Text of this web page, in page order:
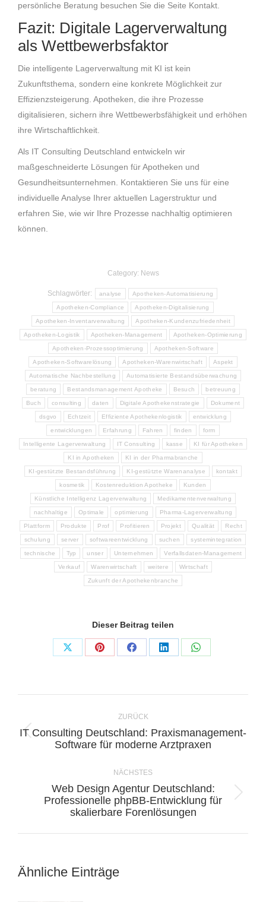
persönliche Beratung besuchen Sie die Seite Kontakt.
Fazit: Digitale Lagerverwaltung
als Wettbewerbsfaktor
Die intelligente Lagerverwaltung mit KI ist kein
Zukunftsthema, sondern eine konkrete Möglichkeit zur
Effizienzsteigerung. Apotheken, die ihre Prozesse
digitalisieren, sichern ihre Wettbewerbsfähigkeit und erhöhen
ihre Wirtschaftlichkeit.
Als IT Consulting Deutschland entwickeln wir
maßgeschneiderte Lösungen für Apotheken und
Gesundheitsunternehmen. Kontaktieren Sie uns für eine
individuelle Analyse Ihrer aktuellen Lagerstruktur und
erfahren Sie, wie wir Ihre Prozesse nachhaltig optimieren
können.
Category: News
Schlagwörter: analyse Apotheken-Automatisierung
Apotheken-Compliance Apotheken-Digitalisierung
Apotheken-Inventarverwaltung Apotheken-Kundenzufriedenheit
Apotheken-Logistik Apotheken-Management Apotheken-Optimierung
Apotheken-Prozessoptimierung Apotheken-Software
Apotheken-Softwarelösung Apotheken-Warenwirtschaft Aspekt
Automatische Nachbestellung Automatisierte Bestandsüberwachung
beratung Bestandsmanagement Apotheke Besuch betreuung
Buch consulting daten Digitale Apothekenstrategie Dokument
dsgvo Echtzeit Effiziente Apothekenlogistik entwicklung
entwicklungen Erfahrung Fahren finden form
Intelligente Lagerverwaltung IT Consulting kasse KI für Apotheken
KI in Apotheken KI in der Pharmabranche
KI-gestützte Bestandsführung KI-gestützte Warenanalyse kontakt
kosmetik Kostenreduktion Apotheke Kunden
Künstliche Intelligenz Lagerverwaltung Medikamentenverwaltung
nachhaltige Optimale optimierung Pharma-Lagerverwaltung
Plattform Produkte Prof Profitieren Projekt Qualität Recht
schulung server softwareentwicklung suchen systemintegration
technische Typ unser Unternehmen Verfallsdaten-Management
Verkauf Warenwirtschaft weitere Wirtschaft
Zukunft der Apothekenbranche
Dieser Beitrag teilen
Share
Share
Share
Share
Share
ZURÜCK
Vorheriger
IT Consulting Deutschland: Praxismanagement-
Software für moderne Arztpraxen
NÄCHSTES
Nächster
Beitrag:
Web Design Agentur Deutschland:
Professionelle phpBB-Entwicklung für
skalierbare Forenlösungen
Ähnliche Einträge